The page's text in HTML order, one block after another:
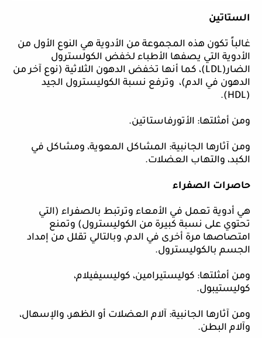
الستاتين
غالباً تكون هذه المجموعة من الأدوية هي النوع الأول من
الأدوية التي يصفها الأطباء لخفض الكولسترول
الضار(LDL)، كما أنها تخفض الدهون الثلاثية (نوع آخر من
الدهون في الدم)، وترفع نسبة الكوليسترول الجيد
(
HDL
).
ومن أمثلتها: الأتورفاستاتين.
ومن آثارها الجانبية: المشاكل المعوية، ومشاكل في
الكبد، والتهاب العضلات.
حاصرات الصفراء
هي أدوية تعمل في الأمعاء وترتبط بالصفراء (التي
تحتوي على نسبة كبيرة من الكوليسترول) وتمنع
امتصاصها مرة أخرى في الدم، وبالتالي تقلل من إمداد
الجسم بالكوليسترول.
ومن أمثلتها: كوليستيرامين، كوليسيفيلام،
كوليستيبول.
ومن آثارها الجانبية: آلام العضلات أو الظهر، والإسهال،
وآلام البطن.